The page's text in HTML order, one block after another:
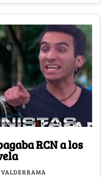
RCN a los